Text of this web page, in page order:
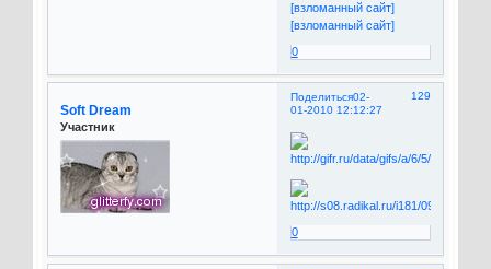
[взломанный сайт]
[взломанный сайт]
0
Поделиться 129
02-
01-2010 12:12:27
Soft Dream
Участник
0